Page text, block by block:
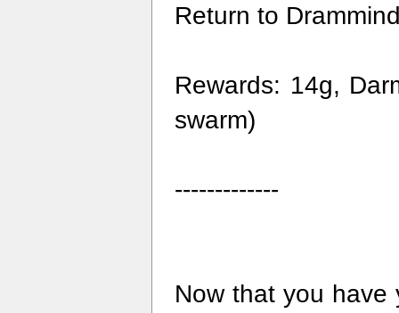
Return to
Rewards: 14g,
swarm)
-------------
Now that you have